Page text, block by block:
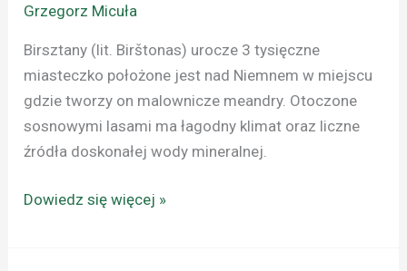
Grzegorz Micuła
Birsztany (lit. Birštonas) urocze 3 tysięczne
miasteczko położone jest nad Niemnem w miejscu
gdzie tworzy on malownicze meandry. Otoczone
sosnowymi lasami ma łagodny klimat oraz liczne
źródła doskonałej wody mineralnej.
Dowiedz się więcej »